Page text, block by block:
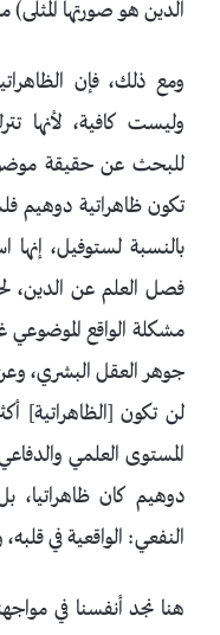
الدين هو صورتها المثلى)
ومع ذلك، فإن
وليست كافية، لأنها
للبحث عن حقيقة
تكون ظاهراتية دوهيم
بالنسبة لستوفيل،
فصل العلم عن الدين،
مشكلة الواقع الموضوعي
جوهر العقل البشري، وعن
لن تكون [الظاهراتية]
المستوى العلمي
دوهيم كان ظاهراتيا،
النفعي: الواقعية في قلبه،
هنا نجد أنفسنا في